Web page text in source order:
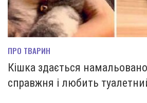
ПРО ТВАРИН
Кішка здається
справжня і любить